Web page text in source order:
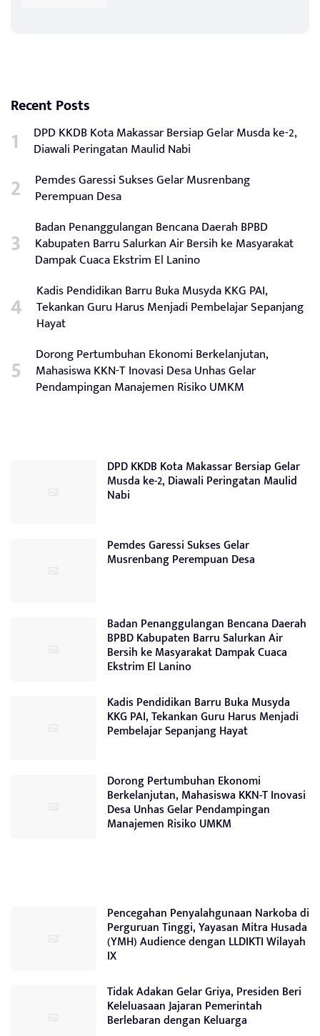
Recent Posts
DPD KKDB Kota Makassar Bersiap Gelar Musda ke-2,
Diawali Peringatan Maulid Nabi
Pemdes Garessi Sukses Gelar Musrenbang
Perempuan Desa
Badan Penanggulangan Bencana Daerah BPBD
Kabupaten Barru Salurkan Air Bersih ke Masyarakat
Dampak Cuaca Ekstrim El Lanino
Kadis Pendidikan Barru Buka Musyda KKG PAI,
Tekankan Guru Harus Menjadi Pembelajar Sepanjang
Hayat
Dorong Pertumbuhan Ekonomi Berkelanjutan,
Mahasiswa KKN-T Inovasi Desa Unhas Gelar
Pendampingan Manajemen Risiko UMKM
DPD KKDB Kota Makassar Bersiap Gelar
Musda ke-2, Diawali Peringatan Maulid
Nabi
Pemdes Garessi Sukses Gelar
Musrenbang Perempuan Desa
Badan Penanggulangan Bencana Daerah
BPBD Kabupaten Barru Salurkan Air
Bersih ke Masyarakat Dampak Cuaca
Ekstrim El Lanino
Kadis Pendidikan Barru Buka Musyda
KKG PAI, Tekankan Guru Harus Menjadi
Pembelajar Sepanjang Hayat
Dorong Pertumbuhan Ekonomi
Berkelanjutan, Mahasiswa KKN-T Inovasi
Desa Unhas Gelar Pendampingan
Manajemen Risiko UMKM
Pencegahan Penyalahgunaan Narkoba di
Perguruan Tinggi, Yayasan Mitra Husada
(YMH) Audience dengan LLDIKTI Wilayah
IX
Tidak Adakan Gelar Griya, Presiden Beri
Keleluasaan Jajaran Pemerintah
Berlebaran dengan Keluarga